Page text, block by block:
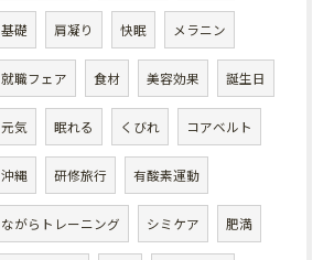
基礎 肩凝り 快眠 メラニン
就職フェア 食材 美容効果 誕生日
元気 眠れる くびれ コアベルト
沖縄 研修旅行 有酸素運動
ながらトレーニング シミケア 肥満